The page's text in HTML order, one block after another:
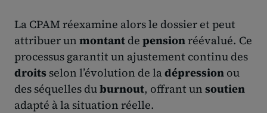
La CPAM réexamine alors le dossier et peut
attribuer un montant de pensionréévalué. Ce
processus garantit un ajustement continu des
droits selon l’évolution de ladépression ou
des séquelles duburnout, offrant un soutien
adapté à la situation réelle.